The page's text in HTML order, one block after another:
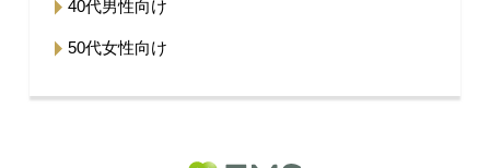
40代男性向け
50代女性向け